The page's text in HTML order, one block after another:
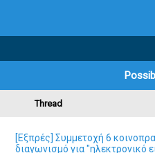
Thread
[Eξπρές] Συμμετοχή 6
διαγωνισμό για "ηλεκτρονικό